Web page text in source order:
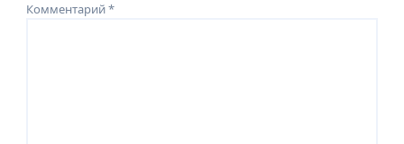
Комментарий*